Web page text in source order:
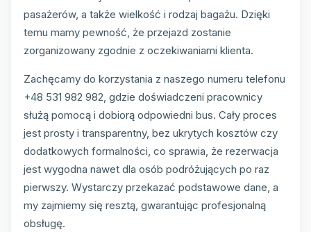
pasażerów, a także wielkość i rodzaj bagażu. Dzięki
temu mamy pewność, że przejazd zostanie
zorganizowany zgodnie z oczekiwaniami klienta.
Zachęcamy do korzystania z naszego numeru telefonu
+48 531 982 982, gdzie doświadczeni pracownicy
służą pomocą i dobiorą odpowiedni bus. Cały proces
jest prosty i transparentny, bez ukrytych kosztów czy
dodatkowych formalności, co sprawia, że rezerwacja
jest wygodna nawet dla osób podróżujących po raz
pierwszy. Wystarczy przekazać podstawowe dane, a
my zajmiemy się resztą, gwarantując profesjonalną
obsługę.